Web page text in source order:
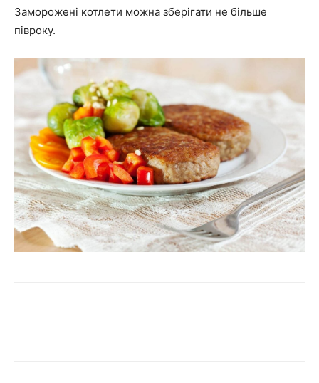
Заморожені котлети можна зберігати не більше
півроку.